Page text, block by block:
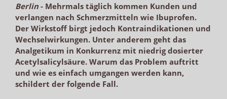
Berlin- Mehrmals täglich kommen Kunden und
verlangen nach Schmerzmitteln wie Ibuprofen.
Der Wirkstoff birgt jedoch Kontraindikationen und
Wechselwirkungen. Unter anderem geht das
Analgetikum in Konkurrenz mit niedrig dosierter
Acetylsalicylsäure. Warum das Problem auftritt
und wie es einfach umgangen werden kann,
schildert der folgende Fall.